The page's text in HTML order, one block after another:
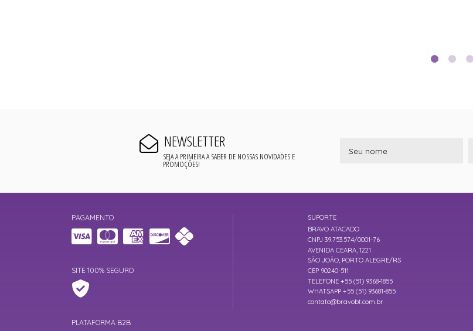
NEWSLETTER
SEJA A PRIMEIRA A SABER DE NOSSAS NOVIDADES E
PROMOÇÕES!
PAGAMENTO
SITE 100% SEGURO
PLATAFORMA B2B
SUPORTE
BRAVO ATACADO
CNPJ 39.753.574/0001-76
AVENIDA CEARA, 1221
SÃO JOÃO, PORTO ALEGRE/RS
CEP 90240-511
TELEFONE +55 (51) 9368-1855
WHATSAPP +55 (51) 93681-855
contato@bravobt.com.br